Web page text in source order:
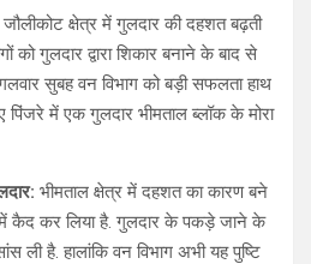
क्षेत्र में गुलदार की दहशत बढ़ती
को गुलदार द्वारा शिकार बनाने के बाद से
सुबह वन विभाग को बड़ी सफलता हाथ
पिंजरे में एक गुलदार भीमताल ब्लॉक के मोरा
भीमताल क्षेत्र में दहशत का कारण बने
में कैद कर लिया है. गुलदार के पकड़े जाने के
ली है. हालांकि वन विभाग अभी यह पुष्टि